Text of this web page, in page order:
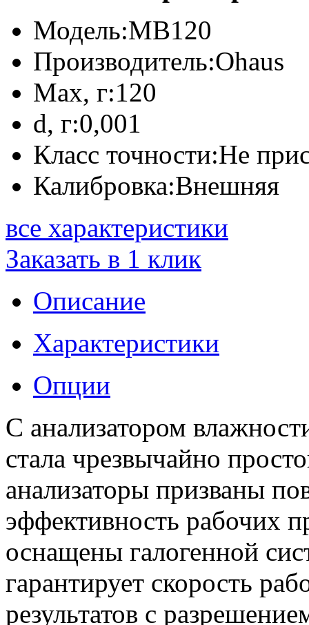
Модель:MB120
Производитель:Ohaus
Max, г:120
d, г:0,001
Класс точности:Не
Калибровка:Внешняя
все характеристики
Заказать в 1 клик
Описание
Характеристики
Опции
С анализатором
стала чрезвычайно
анализаторы призваны
эффективность рабочих
оснащены галогенной
гарантирует скорость
результатов с